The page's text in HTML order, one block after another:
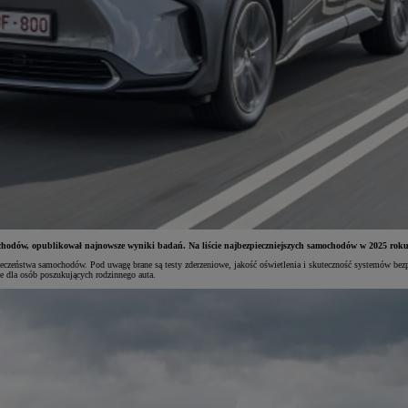
opublikował najnowsze wyniki badań. Na liście najbezpieczniejszych samochodów w 2025
samochodów. Pod uwagę brane są testy zderzeniowe, jakość oświetlenia i skuteczność systemów
dla osób poszukujących rodzinnego auta.